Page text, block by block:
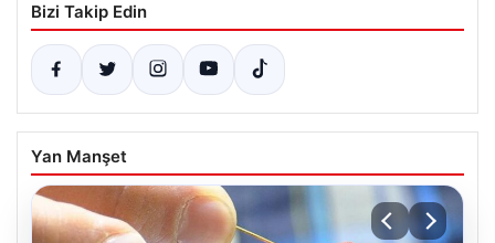
Bizi Takip Edin
Yan Manşet